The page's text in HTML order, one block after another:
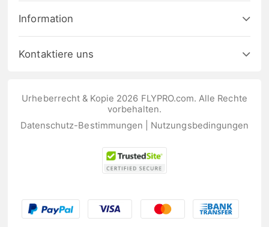
Information
Kontaktiere uns
Urheberrecht & Kopie 2026 FLYPRO.com. Alle Rechte
vorbehalten.
Datenschutz-Bestimmungen
Nutzungsbedingungen